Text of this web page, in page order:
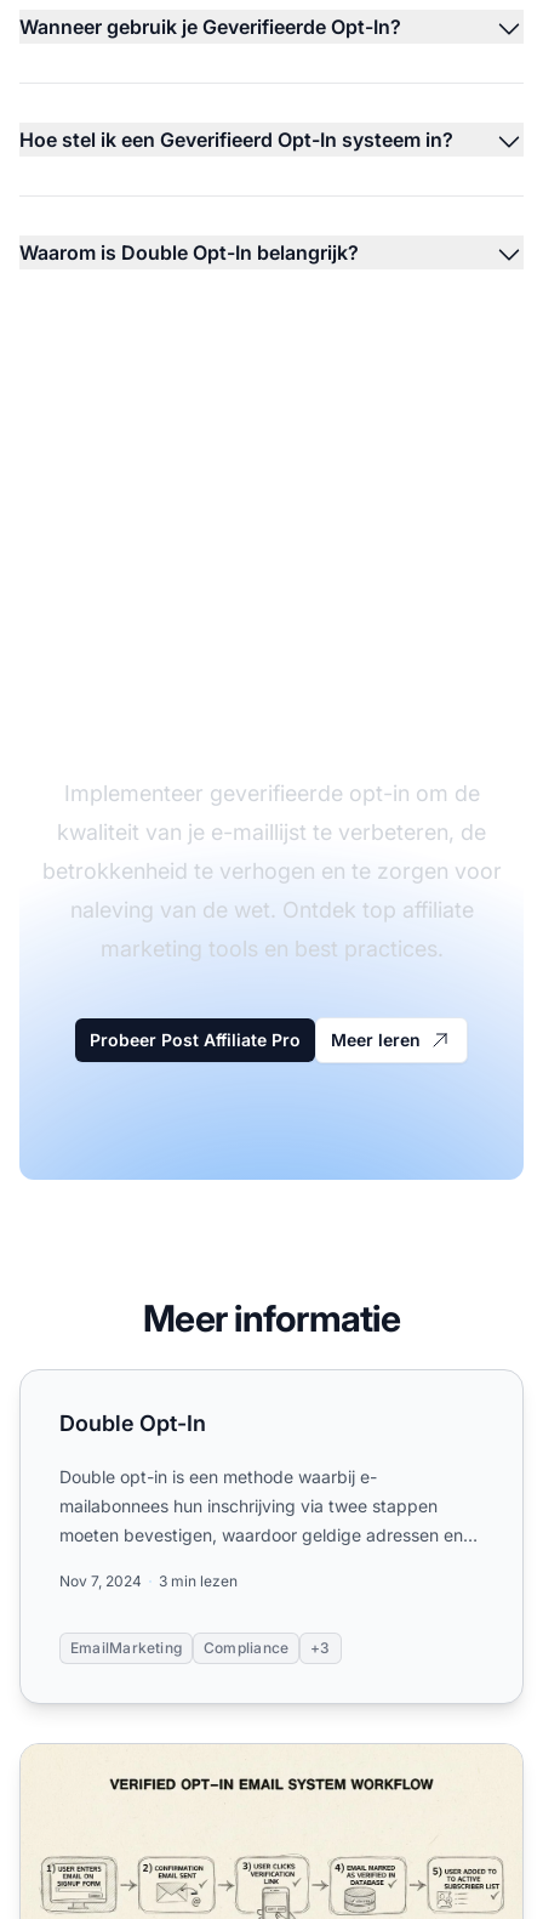
Wanneer gebruik je Geverifieerde Opt-In?
Hoe stel ik een Geverifieerd Opt-In systeem in?
Waarom is Double Opt-In belangrijk?
Implementeer geverifieerde opt-in om de
kwaliteit van je e-maillijst te verbeteren, de
betrokkenheid te verhogen en te zorgen voor
naleving van de wet. Ontdek top affiliate
marketing tools en best practices.
Probeer Post Affiliate Pro Meer leren
Meer informatie
Double Opt-In
Double Opt-In
Double opt-in is een methode waarbij e-
mailabonnees hun inschrijving via twee stappen
moeten bevestigen, waardoor geldige adressen en
Nov 7, 2024 3 min lezen
EmailMarketing Compliance +3
Hoe zet je een Verified Opt-In-systeem op voor e-